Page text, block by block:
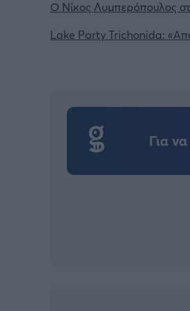
Ο Νίκος Λυμπερόπουλος
Lake Party Trichonida:
Για